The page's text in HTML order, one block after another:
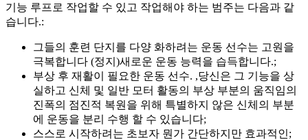
기능 루프로 작업할 수 있고 작업해야 하는 범주는 다음과 같
습니다.:
그들의 훈련 단지를 다양 화하려는 운동 선수는 고원을
극복합니다 (정지 )새로운 운동 능력을 습득합니다.;
부상 후 재활이 필요한 운동 선수. ,당신은 그 기능을 상
실하고 신체 및 일반 모터 활동의 부상 부분의 움직임의
진폭의 점진적 복원을 위해 특별하지 않은 신체의 부분
에 운동을 분리 수행 할 수 있습니다;
스스로 시작하려는 초보자 뭔가 간단하지만 효과적인;